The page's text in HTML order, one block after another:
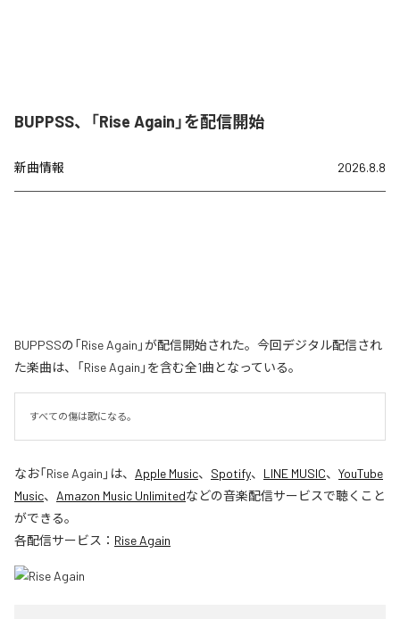
BUPPSS、「Rise Again」を配信開始
新曲情報 2026.8.8
BUPPSSの「Rise Again」が配信開始された。今回デジタル配信され
た楽曲は、「Rise Again」を含む全1曲となっている。
すべての傷は歌になる。
なお「Rise Again 」は、 Apple Music、 Spotify、 LINE MUSIC、 YouTube
Music、 Amazon Music Unlimitedなどの音楽配信サービスで聴くこと
ができる。
各配信サービス： Rise Again